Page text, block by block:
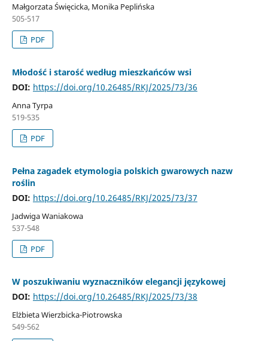
Małgorzata Święcicka, Monika Peplińska
505-517
PDF
Młodość i starość według mieszkańców wsi
DOI: https://doi.org/10.26485/RKJ/2025/73/36
Anna Tyrpa
519-535
PDF
Pełna zagadek etymologia polskich gwarowych nazw
roślin
DOI: https://doi.org/10.26485/RKJ/2025/73/37
Jadwiga Waniakowa
537-548
PDF
W poszukiwaniu wyznaczników elegancji językowej
DOI: https://doi.org/10.26485/RKJ/2025/73/38
Elżbieta Wierzbicka-Piotrowska
549-562